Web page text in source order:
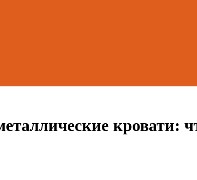
кровати: